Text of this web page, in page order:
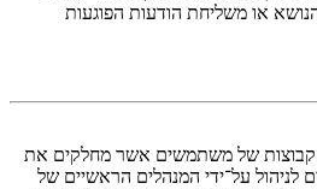
או משליחת הודעות הפוגעות
של משתמשים אשר מחלקים את
לניהול על־ידי המנהלים הראשיים של